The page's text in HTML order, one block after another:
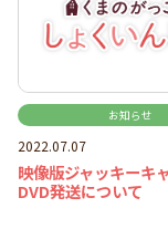
お知らせ
2022.07.07
映像版ジャッキーキ
DVD発送について